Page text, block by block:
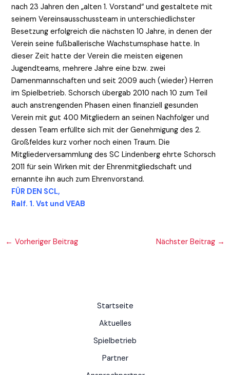
nach 23 Jahren den „alten 1. Vorstand“ und gestaltete mit
seinem Vereinsausschussteam in unterschiedlichster
Besetzung erfolgreich die nächsten 10 Jahre, in denen der
Verein seine fußballerische Wachstumsphase hatte. In
dieser Zeit hatte der Verein die meisten eigenen
Jugendteams, mehrere Jahre eine bzw. zwei
Damenmannschaften und seit 2009 auch (wieder) Herren
im Spielbetrieb. Schorsch übergab 2010 nach 10 zum Teil
auch anstrengenden Phasen einen finanziell gesunden
Verein mit gut 400 Mitgliedern an seinen Nachfolger und
dessen Team erfüllte sich mit der Genehmigung des 2.
Großfeldes kurz vorher noch einen Traum. Die
Mitgliederversammlung des SC Lindenberg ehrte Schorsch
2011 für sein Wirken mit der Ehrenmitgliedschaft und
ernannte ihn auch zum Ehrenvorstand.
FÜR DEN SCL,
Ralf. 1. Vst und VEAB
← Vorheriger Beitrag Nächster Beitrag →
Startseite
Aktuelles
Spielbetrieb
Partner